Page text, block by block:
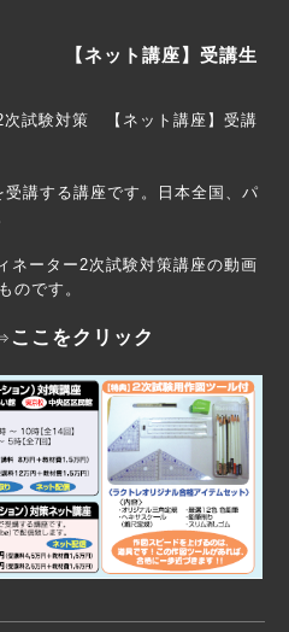
座】受講生
次試験対策 【ネット講座】受講
講する講座です。日本全国、パ
ネーター2次試験対策講座の動画
のです。
ここをクリック